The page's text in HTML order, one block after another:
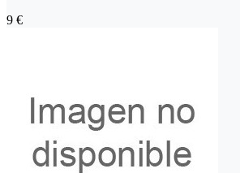
9 €